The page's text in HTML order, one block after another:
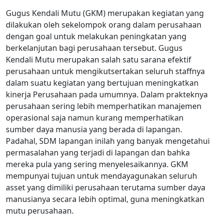
Gugus Kendali Mutu (GKM) merupakan kegiatan yang
dilakukan oleh sekelompok orang dalam perusahaan
dengan goal untuk melakukan peningkatan yang
berkelanjutan bagi perusahaan tersebut. Gugus
Kendali Mutu merupakan salah satu sarana efektif
perusahaan untuk mengikutsertakan seluruh staffnya
dalam suatu kegiatan yang bertujuan meningkatkan
kinerja Perusahaan pada umumnya. Dalam prakteknya
perusahaan sering lebih memperhatikan manajemen
operasional saja namun kurang memperhatikan
sumber daya manusia yang berada di lapangan.
Padahal, SDM lapangan inilah yang banyak mengetahui
permasalahan yang terjadi di lapangan dan bahka
mereka pula yang sering menyelesaikannya. GKM
mempunyai tujuan untuk mendayagunakan seluruh
asset yang dimiliki perusahaan terutama sumber daya
manusianya secara lebih optimal, guna meningkatkan
mutu perusahaan.